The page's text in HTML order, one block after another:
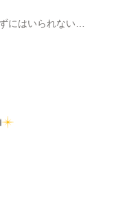
にはいられない…